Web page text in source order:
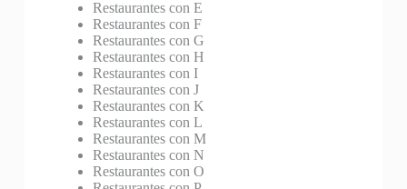
Restaurantes con E
Restaurantes con F
Restaurantes con G
Restaurantes con H
Restaurantes con I
Restaurantes con J
Restaurantes con K
Restaurantes con L
Restaurantes con M
Restaurantes con N
Restaurantes con O